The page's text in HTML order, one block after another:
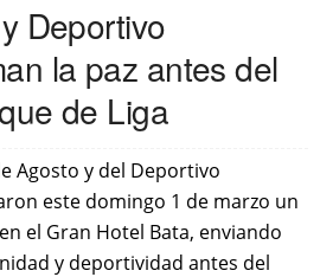
Deportivo
la paz antes del
de Liga
Agosto y del Deportivo
este domingo 1 de marzo un
el Gran Hotel Bata, enviando
y deportividad antes del